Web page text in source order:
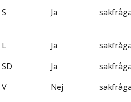
S Ja
L Ja
SD Ja
V Nej